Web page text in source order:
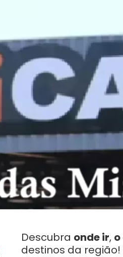
Descubra onde ir,
destinos da região!